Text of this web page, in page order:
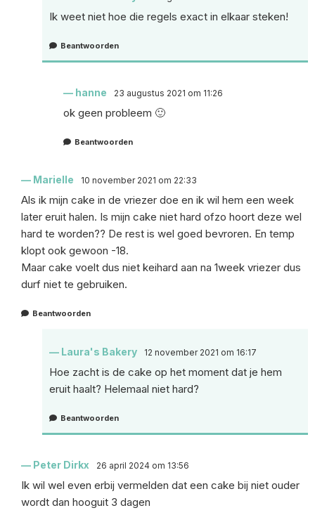
Ik weet niet hoe die regels exact in elkaar steken!
Beantwoorden
hanne 23 augustus 2021 om 11:26
ok geen probleem 🙂
Beantwoorden
Marielle 10 november 2021 om 22:33
Als ik mijn cake in de vriezer doe en ik wil hem een week
later eruit halen. Is mijn cake niet hard ofzo hoort deze wel
hard te worden?? De rest is wel goed bevroren. En temp
klopt ook gewoon -18.
Maar cake voelt dus niet keihard aan na 1week vriezer dus
durf niet te gebruiken.
Beantwoorden
Laura's Bakery 12 november 2021 om 16:17
Hoe zacht is de cake op het moment dat je hem
eruit haalt? Helemaal niet hard?
Beantwoorden
Peter Dirkx 26 april 2024 om 13:56
Ik wil wel even erbij vermelden dat een cake bij niet ouder
wordt dan hooguit 3 dagen